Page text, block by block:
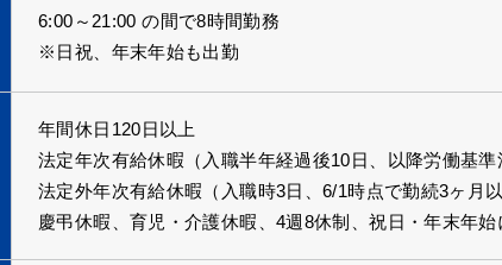
6:00～21:00 の間で8時間勤務
※日祝、年末年始も出勤
年間休日120日以上
法定年次有給休暇（入職半年経過後10日、以降労働基準
法定外年次有給休暇（入職時3日、6/1時点で勤続3ヶ月以
慶弔休暇、育児・介護休暇、4週8休制、祝日・年末年